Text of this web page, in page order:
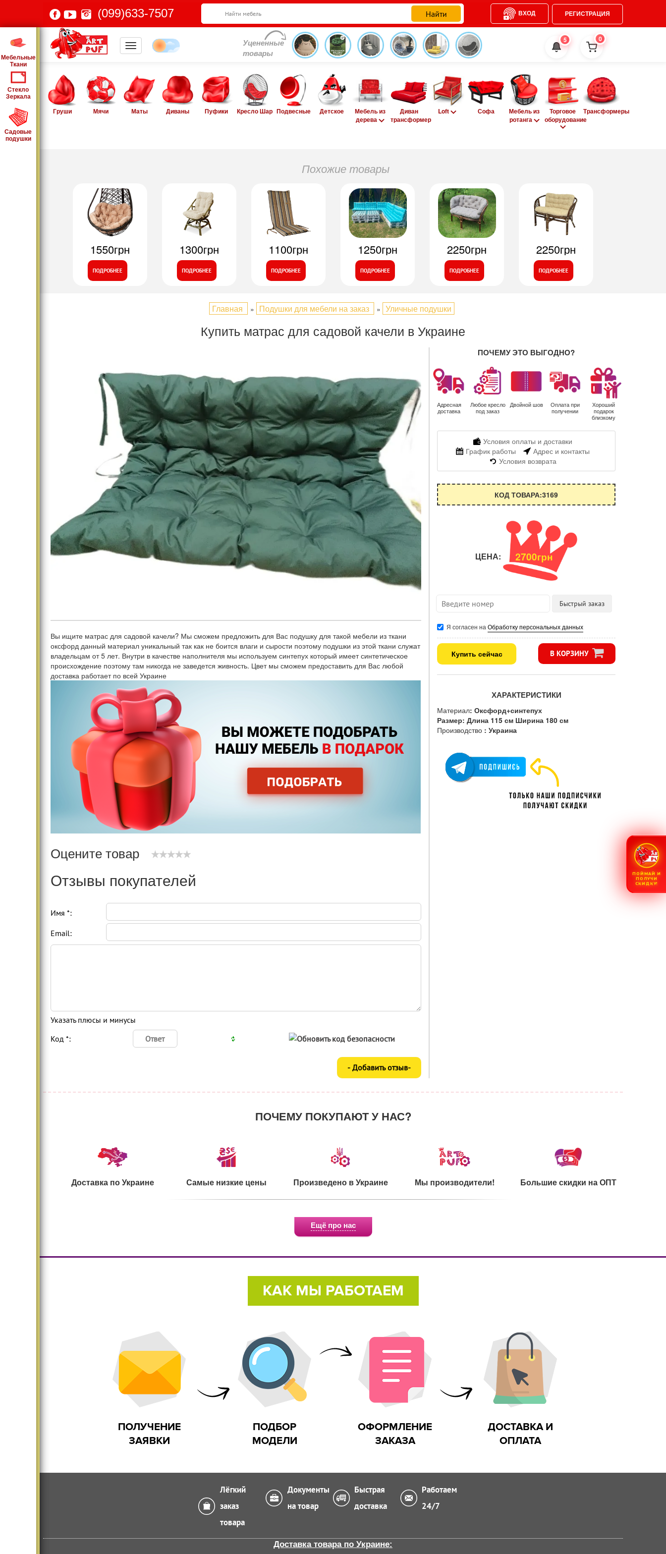
(099)633-7507 ВХОД РЕГИСТРАЦИЯ
Уцененные
товары
5 0
Груши Мячи Маты Диваны Пуфики Кресло Шар Подвесные Детское
Мебель из
дерева
Диван
трансформер
Loft Софа
Мебель из
ротанга
Торговое
оборудование
Трансформеры
Мебельные
Ткани
Стекло
Зеркала
Садовые
подушки
Похожие товары
1550грн
ПОДРОБНЕЕ
1300грн
ПОДРОБНЕЕ
1100грн
ПОДРОБНЕЕ
1250грн
ПОДРОБНЕЕ
2250грн
ПОДРОБНЕЕ
2250грн
ПОДРОБНЕЕ
Главная » Подушки для мебели на заказ » Уличные подушки
Купить матрас для садовой качели в Украине
Вы ищите матрас для садовой качели? Мы сможем предложить для Вас подушку для такой мебели из ткани
оксфорд данный материал уникальный так как не боится влаги и сырости поэтому подушки из этой ткани служат
владельцам от 5 лет. Внутри в качестве наполнителя мы используем синтепух который имеет синтетическое
происхождение поэтому там никогда не заведется живность. Цвет мы сможем предоставить для Вас любой
доставка работает по всей Украине
Оцените товар
Отзывы покупателей
Имя *:
Email:
Указать плюсы и минусы
Код *:
ПОЧЕМУ ЭТО ВЫГОДНО?
Адресная
доставка
Любое кресло
под заказ
Двойной шов
Оплата при
получении
Хороший
подарок
близкому
Условия оплаты и доставки
График работы
Адрес и контакты
Условия возврата
КОД ТОВАРА:3169
ЦЕНА: 2700грн
Я согласен на Обработку персональных данных
Купить сейчас В КОРЗИНУ
ХАРАКТЕРИСТИКИ
Материал: Оксфорд+синтепух
Размер: Длина 115 см Ширина 180 см
Производство : Украина
ПОЧЕМУ ПОКУПАЮТ У НАС?
Доставка по Украине Самые низкие цены Произведено в Украине Мы производители! Большие скидки на ОПТ
Большой ассортимент Безопасно для детей Экологичное сырье Сертификаты на сырье Ультрамодный дизайн
Существенно меняет
интерьер
Дома и на улице
Ещё про нас
КАК МЫ РАБОТАЕМ
ПОЛУЧЕНИЕ
ЗАЯВКИ
ПОДБОР
МОДЕЛИ
ОФОРМЛЕНИЕ
ЗАКАЗА
ДОСТАВКА И
ОПЛАТА
Лёгкий
заказ
товара
Документы
на товар
Быстрая
доставка
Работаем
24/7
Доставка товара по Украине:
ПОЙМАЙ И
ПОЛУЧИ
СКИДКУ!